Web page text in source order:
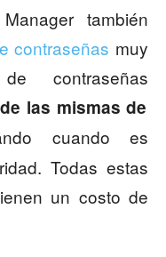
también
contraseñas muy
contraseñas
las mismas de
cuando es
Todas estas
un costo de